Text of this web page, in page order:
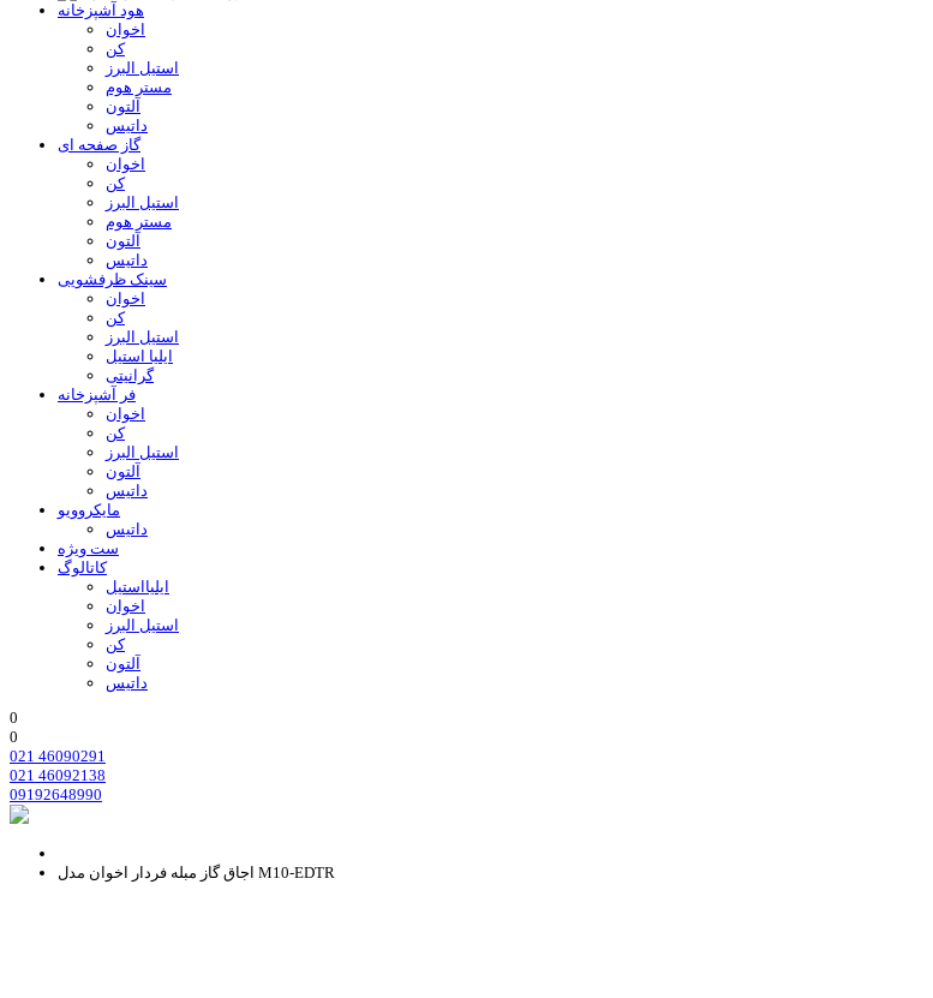
هود آشپزخانه
اخوان
کن
استیل البرز
مستر هوم
آلتون
داتیس
گاز صفحه ای
اخوان
کن
استیل البرز
مستر هوم
آلتون
داتیس
سینک ظرفشویی
اخوان
کن
استیل البرز
ایلیا استیل
گرانیتی
فر آشپزخانه
اخوان
کن
استیل البرز
آلتون
داتیس
مایکروویو
داتیس
ست ویژه
کاتالوگ
ایلیااستیل
اخوان
استیل البرز
کن
آلتون
داتیس
0
0
021 46090291
021 46092138
09192648990
اجاق گاز مبله فردار اخوان مدل M10-EDTR